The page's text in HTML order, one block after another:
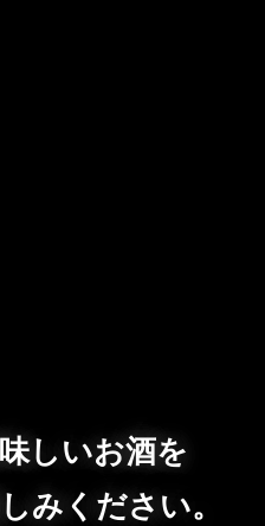
しいお酒を
みください。